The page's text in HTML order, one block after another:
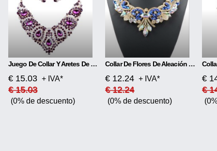
Juego De Collar Y Aretes De Novia Coloridos
€ 15.03 + IVA*
€ 15.03
(0% de descuento)
Collar De Flores De Aleación De Diamantes
€ 12.24 + IVA*
€ 12.24
(0% de descuento)
€
€